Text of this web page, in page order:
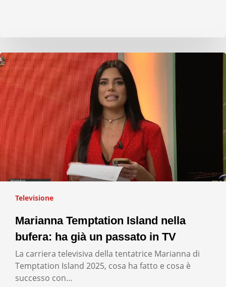
Televisione
Marianna Temptation Island nella
bufera: ha già un passato in TV
La carriera televisiva della tentatrice Marianna di
Temptation Island 2025, cosa ha fatto e cosa è
successo con…